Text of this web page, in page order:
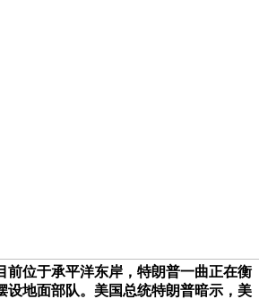
前位于承平洋东岸，特朗普一曲正在衡
设地面部队。美国总统特朗普暗示，美